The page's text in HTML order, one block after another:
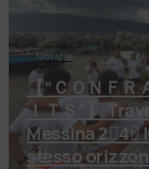
Notizie
【 “ＣＯＮＦ
ＩＴＳ”】 Traversata dello Stretto di
Messina 2⃣4⃣ luglio 2026 Uniti dallo
stesso